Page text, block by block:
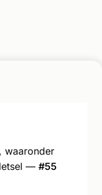
waaronder
— #55